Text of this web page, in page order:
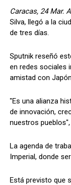
Caracas, 24 Mar.
Silva, llegó a la
de tres días.
Sputnik reseñó
en redes sociales
amistad con
"Es una alianza
de innovación,
nuestros
La agenda de
Imperial, donde
Está previsto que